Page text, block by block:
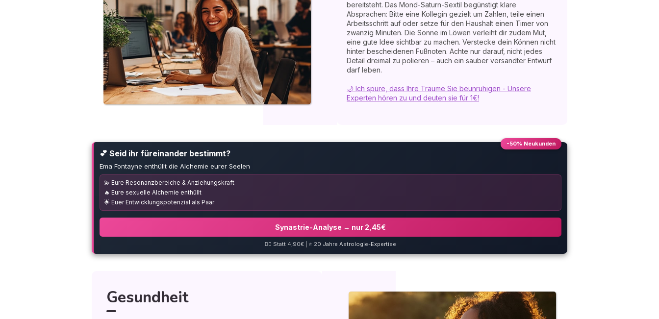
bereitsteht. Das Mond-Saturn-Sextil begünstigt klare
Absprachen: Bitte eine Kollegin gezielt um Zahlen, teile einen
Arbeitsschritt auf oder setze für den Haushalt einen Timer von
zwanzig Minuten. Die Sonne im Löwen verleiht dir zudem Mut,
eine gute Idee sichtbar zu machen. Verstecke dein Können nicht
hinter bescheidenen Fußnoten. Achte nur darauf, nicht jedes
Detail dreimal zu polieren – auch ein sauber versandter Entwurf
darf leben.
🌙 Ich spüre, dass Ihre Träume Sie beunruhigen - Unsere
Experten hören zu und deuten sie für 1€!
-50% Neukunden
💕 Seid ihr füreinander bestimmt?
Ema Fontayne enthüllt die Alchemie eurer Seelen
💫 Eure Resonanzbereiche & Anziehungskraft
🔥 Eure sexuelle Alchemie enthüllt
🌟 Euer Entwicklungspotenzial als Paar
Synastrie-Analyse → nur 2,45€
❤️‍🔥 Statt 4,90€ | ⭐ 20 Jahre Astrologie-Expertise
Gesundheit